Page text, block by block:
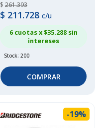
$ 261.393
$ 211.728 c/u
6 cuotas x $35.288 sin
intereses
Stock: 200
COMPRAR
-19%